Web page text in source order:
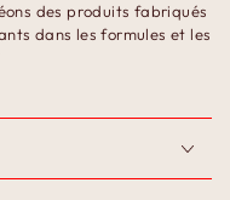
des produits fabriqués
dans les formules et les